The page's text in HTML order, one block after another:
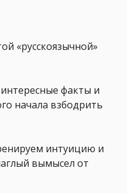
«русскоязычной»
факты и
начала взбодрить
интуицию и
вымысел от